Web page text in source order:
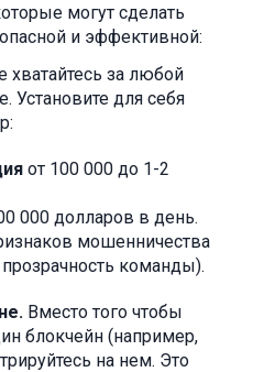
могут сделать
и эффективной:
хватайтесь за любой
Установите для себя
от 100 000 до 1-2
000 долларов в день.
мошенничества
команды).
Вместо того чтобы
блокчейн (например,
на нем. Это